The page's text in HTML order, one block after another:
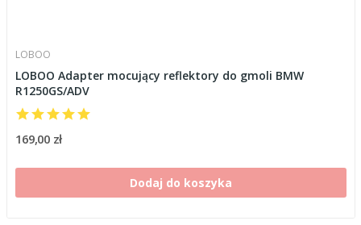
LOBOO
LOBOO Adapter mocujący reflektory do gmoli BMW
R1250GS/ADV
169,00 zł
Dodaj do koszyka